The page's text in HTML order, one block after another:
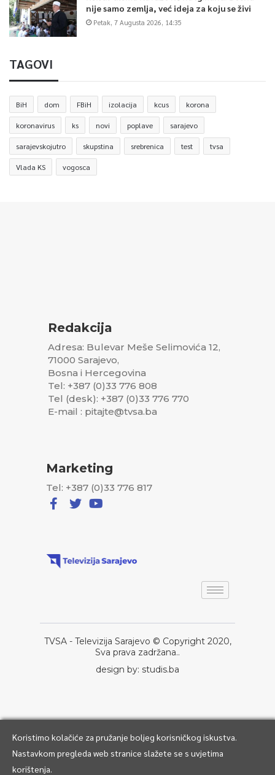
nije samo zemlja, već ideja za koju se živi
Petak, 7 Augusta 2026, 14:35
TAGOVI
BiH dom FBiH izolacija kcus korona
koronavirus ks novi poplave sarajevo
sarajevskojutro skupstina srebrenica test tvsa
Vlada KS vogosca
Redakcija
Adresa: Bulevar Meše Selimovića 12,
71000 Sarajevo,
Bosna i Hercegovina
Tel: +387 (0)33 776 808
Tel (desk): +387 (0)33 776 770
E-mail : pitajte@tvsa.ba
Marketing
Tel: +387 (0)33 776 817
TVSA - Televizija Sarajevo © Copyright 2020,
Sva prava zadržana..
design by: studis.ba
Koristimo kolačiće za pružanje boljeg korisničkog iskustva.
Nastavkom pregleda web stranice slažete se s uvjetima
korištenja.